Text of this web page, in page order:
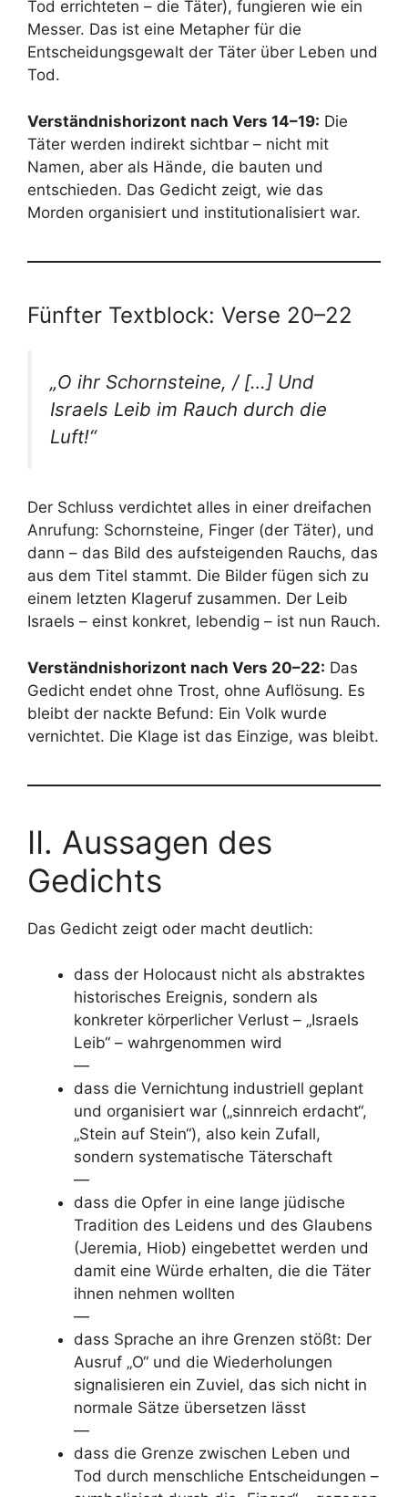
Tod errichteten – die Täter), fungieren wie ein
Messer. Das ist eine Metapher für die
Entscheidungsgewalt der Täter über Leben und
Tod.
Verständnishorizont nach Vers 14–19: Die
Täter werden indirekt sichtbar – nicht mit
Namen, aber als Hände, die bauten und
entschieden. Das Gedicht zeigt, wie das
Morden organisiert und institutionalisiert war.
Fünfter Textblock: Verse 20–22
„O ihr Schornsteine, / […] Und
Israels Leib im Rauch durch die
Luft!“
Der Schluss verdichtet alles in einer dreifachen
Anrufung: Schornsteine, Finger (der Täter), und
dann – das Bild des aufsteigenden Rauchs, das
aus dem Titel stammt. Die Bilder fügen sich zu
einem letzten Klageruf zusammen. Der Leib
Israels – einst konkret, lebendig – ist nun Rauch.
Verständnishorizont nach Vers 20–22: Das
Gedicht endet ohne Trost, ohne Auflösung. Es
bleibt der nackte Befund: Ein Volk wurde
vernichtet. Die Klage ist das Einzige, was bleibt.
II. Aussagen des
Gedichts
Das Gedicht zeigt oder macht deutlich:
dass der Holocaust nicht als abstraktes
historisches Ereignis, sondern als
konkreter körperlicher Verlust – „Israels
Leib“ – wahrgenommen wird
—
dass die Vernichtung industriell geplant
und organisiert war („sinnreich erdacht“,
„Stein auf Stein“), also kein Zufall,
sondern systematische Täterschaft
—
dass die Opfer in eine lange jüdische
Tradition des Leidens und des Glaubens
(Jeremia, Hiob) eingebettet werden und
damit eine Würde erhalten, die die Täter
ihnen nehmen wollten
—
dass Sprache an ihre Grenzen stößt: Der
Ausruf „O“ und die Wiederholungen
signalisieren ein Zuviel, das sich nicht in
normale Sätze übersetzen lässt
—
dass die Grenze zwischen Leben und
Tod durch menschliche Entscheidungen –